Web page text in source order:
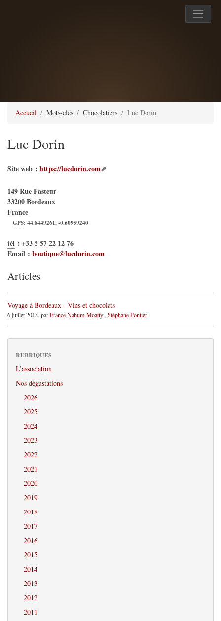
Accueil Mots-clés Chocolatiers Luc Dorin
Luc Dorin
Site web : https://lucdorin.com
149 Rue Pasteur
33200Bordeaux
France
GPS:44.8449261,-0.60959240
tél : +33 5 57 22 12 76
Email : boutique@lucdorin.com
Articles
Voyage à Bordeaux - Vins et chocolats
6 juillet 2018, parFrance Nahum Moatty , Stéphane Pontier
RUBRIQUES
L’association
Nos dégustations
2026
2025
2024
2023
2022
2021
2020
2019
2018
2017
2016
2015
2014
2013
2012
2011